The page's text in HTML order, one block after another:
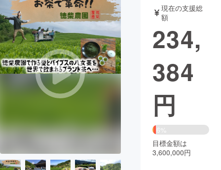
テクノロジー・ガジェット
映像・映画 書籍・雑誌
ビジネス・起業 チャレンジ
まちづくり・地域活性化
CAMPFIRE for Social Good CAMPFIRE Creation
コミュニティ
現在の支援総
額
234,
384
円
6%
目標金額は
3,600,000円